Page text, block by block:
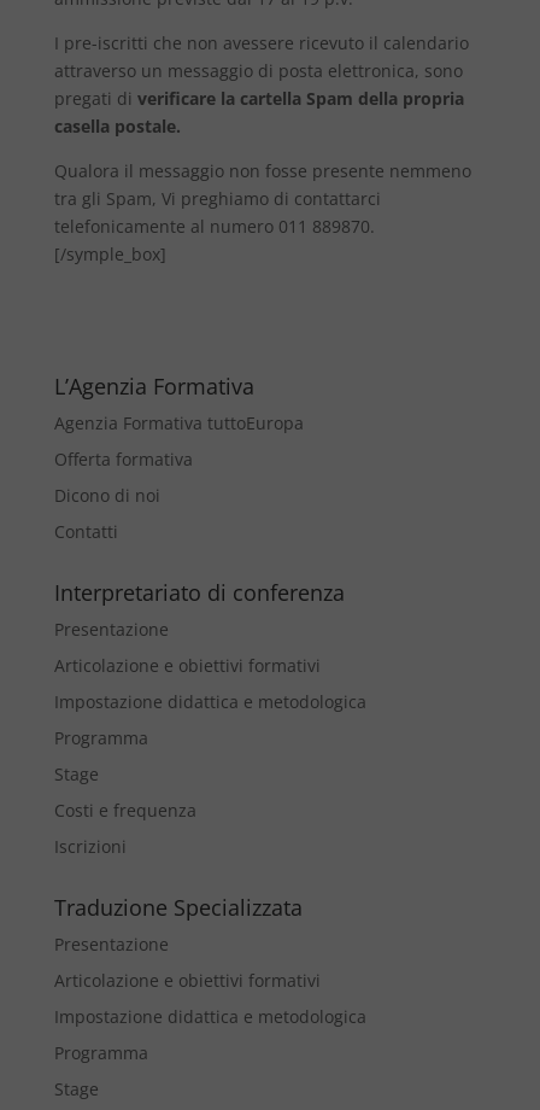
I pre-iscritti che non avessere ricevuto il calendario
attraverso un messaggio di posta elettronica, sono
pregati di verificare la cartella Spam della propria
casella postale.
Qualora il messaggio non fosse presente nemmeno
tra gli Spam, Vi preghiamo di contattarci
telefonicamente al numero 011 889870.
[/symple_box]
L’Agenzia Formativa
Agenzia Formativa tuttoEuropa
Offerta formativa
Dicono di noi
Contatti
Interpretariato di conferenza
Presentazione
Articolazione e obiettivi formativi
Impostazione didattica e metodologica
Programma
Stage
Costi e frequenza
Iscrizioni
Traduzione Specializzata
Presentazione
Articolazione e obiettivi formativi
Impostazione didattica e metodologica
Programma
Stage